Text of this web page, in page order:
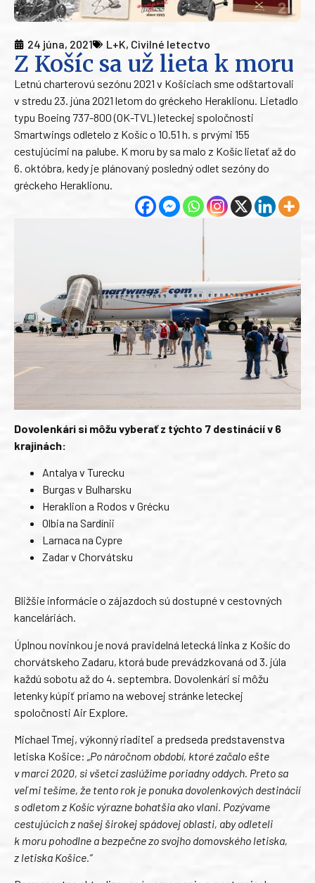
24 júna, 2021 L+K, Civilné letectvo
Z Košíc sa už lieta k moru
Letnú charterovú sezónu 2021 v Košiciach sme odštartovali
v stredu 23. júna 2021 letom do gréckeho Heraklionu. Lietadlo
typu Boeing 737-800 (OK-TVL) leteckej spoločnosti
Smartwings odletelo z Košíc o 10.51 h. s prvými 155
cestujúcimi na palube. K moru by sa malo z Košíc lietať až do
6. októbra, kedy je plánovaný posledný odlet sezóny do
gréckeho Heraklionu.
Dovolenkári si môžu vyberať z týchto 7 destinácií v 6
krajinách:
Antalya v Turecku
Burgas v Bulharsku
Heraklion a Rodos v Grécku
Olbia na Sardínii
Larnaca na Cypre
Zadar v Chorvátsku
Bližšie informácie o zájazdoch sú dostupné v cestovných
kanceláriách.
Úplnou novinkou je nová pravidelná letecká linka z Košíc do
chorvátskeho Zadaru, ktorá bude prevádzkovaná od 3. júla
každú sobotu až do 4. septembra. Dovolenkári si môžu
letenky kúpiť priamo na webovej stránke leteckej
spoločnosti Air Explore.
Michael Tmej, výkonný riaditeľ a predseda predstavenstva
letiska Košice: „Po náročnom období, ktoré začalo ešte
v marci 2020, si všetci zaslúžime poriadny oddych. Preto sa
veľmi tešíme, že tento rok je ponuka dovolenkových destinácií
s odletom z Košíc výrazne bohatšia ako vlani. Pozývame
cestujúcich z našej širokej spádovej oblasti, aby odleteli
k moru pohodlne a bezpečne zo svojho domovského letiska,
z letiska Košice.“